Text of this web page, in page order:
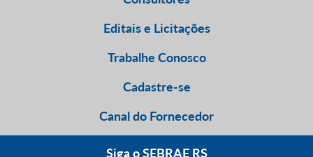
Editais e Licitações
Trabalhe Conosco
Cadastre-se
Canal do Fornecedor
Siga o SEBRAE RS